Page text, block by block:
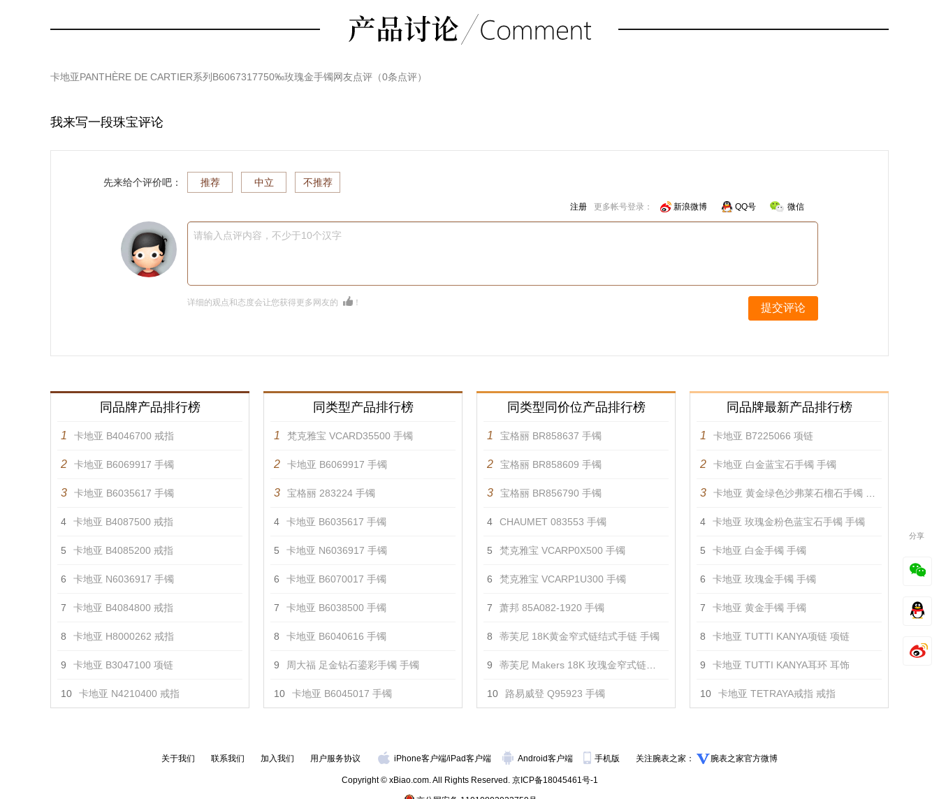
卡地亚PANTHÈRE DE CARTIER系列B6067317750‰玫瑰金手镯网友点评（0条点评）
我来写一段珠宝评论
先来给个评价吧： 推荐 中立 不推荐
注册 更多帐号登录： 新浪微博 QQ号 微信
请输入点评内容，不少于10个汉字
详细的观点和态度会让您获得更多网友的 ！ 提交评论
同品牌产品排行榜
1 卡地亚 B4046700 戒指
2 卡地亚 B6069917 手镯
3 卡地亚 B6035617 手镯
4 卡地亚 B4087500 戒指
5 卡地亚 B4085200 戒指
6 卡地亚 N6036917 手镯
7 卡地亚 B4084800 戒指
8 卡地亚 H8000262 戒指
9 卡地亚 B3047100 项链
10 卡地亚 N4210400 戒指
同类型产品排行榜
1 梵克雅宝 VCARD35500 手镯
2 卡地亚 B6069917 手镯
3 宝格丽 283224 手镯
4 卡地亚 B6035617 手镯
5 卡地亚 N6036917 手镯
6 卡地亚 B6070017 手镯
7 卡地亚 B6038500 手镯
8 卡地亚 B6040616 手镯
9 周大福 足金钻石鎏彩手镯 手镯
10 卡地亚 B6045017 手镯
同类型同价位产品排行榜
1 宝格丽 BR858637 手镯
2 宝格丽 BR858609 手镯
3 宝格丽 BR856790 手镯
4 CHAUMET 083553 手镯
5 梵克雅宝 VCARP0X500 手镯
6 梵克雅宝 VCARP1U300 手镯
7 萧邦 85A082-1920 手镯
8 蒂芙尼 18K黄金窄式链结式手链 手镯
9 蒂芙尼 Makers 18K 玫瑰金窄式链结式手链 手镯
10 路易威登 Q95923 手镯
同品牌最新产品排行榜
1 卡地亚 B7225066 项链
2 卡地亚 白金蓝宝石手镯 手镯
3 卡地亚 黄金绿色沙弗莱石榴石手镯 手镯
4 卡地亚 玫瑰金粉色蓝宝石手镯 手镯
5 卡地亚 白金手镯 手镯
6 卡地亚 玫瑰金手镯 手镯
7 卡地亚 黄金手镯 手镯
8 卡地亚 TUTTI KANYA项链 项链
9 卡地亚 TUTTI KANYA耳环 耳饰
10 卡地亚 TETRAYA戒指 戒指
关于我们 联系我们 加入我们 用户服务协议 iPhone客户端/iPad客户端 Android客户端 手机版 关注腕表之家： 腕表之家官方微博
Copyright © xBiao.com. All Rights Reserved. 京ICP备18045461号-1
分享